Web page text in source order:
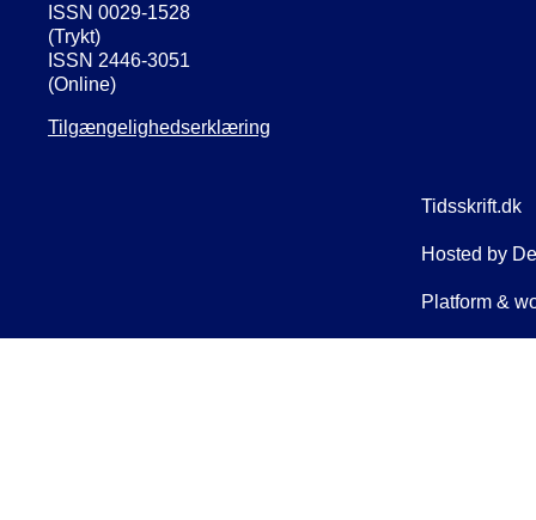
ISSN 0029-1528
(Trykt)
ISSN 2446-3051
(Online)
Tilgængelighedserklæring